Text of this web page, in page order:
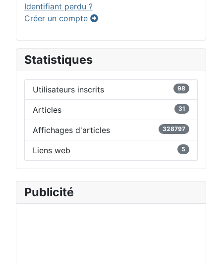
Identifiant perdu ?
Créer un compte
Statistiques
Utilisateurs inscrits 98
Articles 31
Affichages d'articles 328797
Liens web 5
Publicité